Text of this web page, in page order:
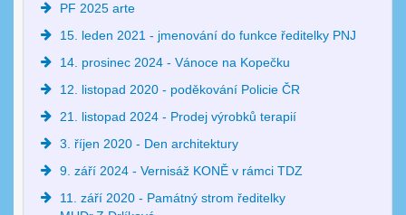
PF 2025 arte
15. leden 2021 - jmenování do funkce ředitelky PNJ
14. prosinec 2024 - Vánoce na Kopečku
12. listopad 2020 - poděkování Policie ČR
21. listopad 2024 - Prodej výrobků terapií
3. říjen 2020 - Den architektury
9. září 2024 - Vernisáž KONĚ v rámci TDZ
11. září 2020 - Památný strom ředitelky